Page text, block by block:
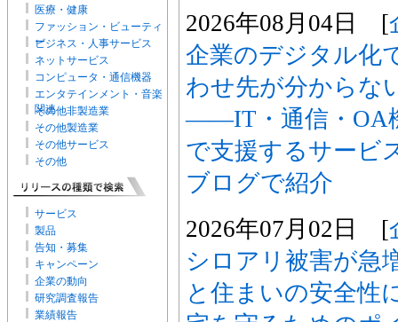
医療・健康
ファッション・ビューティ
ー
ビジネス・人事サービス
ネットサービス
コンピュータ・通信機器
エンタテインメント・音楽
関連
その他非製造業
その他製造業
その他サービス
その他
サービス
製品
告知・募集
キャンペーン
企業の動向
研究調査報告
業績報告
2026年08月04日 [
企業のデジタル化
わせ先が分からな
――IT・通信・OA
で支援するサービ
ブログで紹介
2026年07月02日 [
シロアリ被害が急
と住まいの安全性